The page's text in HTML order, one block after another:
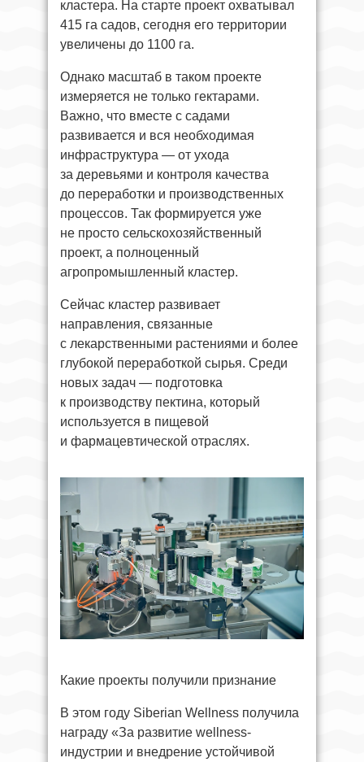
кластера. На старте проект охватывал
415 га садов, сегодня его территории
увеличены до 1100 га.
Однако масштаб в таком проекте
измеряется не только гектарами.
Важно, что вместе с садами
развивается и вся необходимая
инфраструктура — от ухода
за деревьями и контроля качества
до переработки и производственных
процессов. Так формируется уже
не просто сельскохозяйственный
проект, а полноценный
агропромышленный кластер.
Сейчас кластер развивает
направления, связанные
с лекарственными растениями и более
глубокой переработкой сырья. Среди
новых задач — подготовка
к производству пектина, который
используется в пищевой
и фармацевтической отраслях.
Какие проекты получили признание
В этом году Siberian Wellness получила
награду «За развитие wellness-
индустрии и внедрение устойчивой